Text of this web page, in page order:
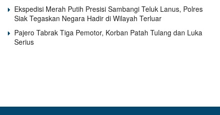
Ekspedisi Merah Putih Presisi Sambangi Teluk Lanus, Polres
Siak Tegaskan Negara Hadir di Wilayah Terluar
Pajero Tabrak Tiga Pemotor, Korban Patah Tulang dan Luka
Serius